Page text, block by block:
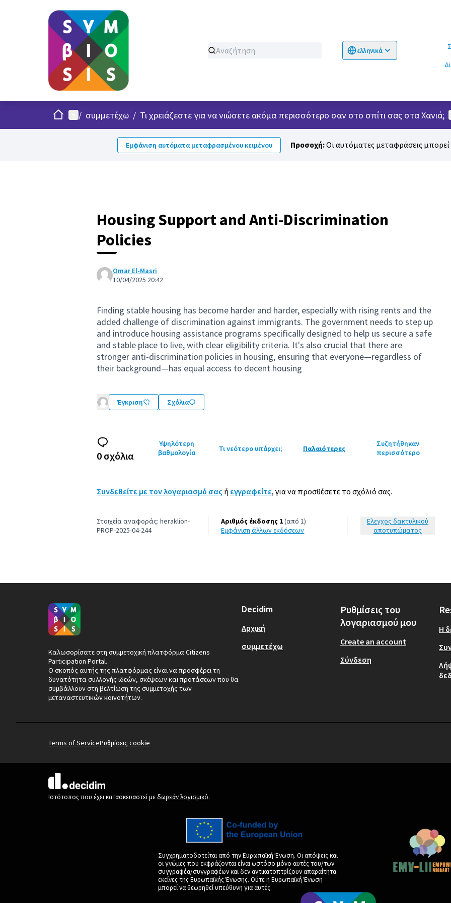
ελληνικά
Choose language
Σχετικά
ΣπίτιΚυρίως μενού
/ συμμετέχω / Τι χρειάζεστε για να νιώσετε ακόμα περισσότερο σαν στο σπίτι σας στα Χανιά;
Εμφάνιση αυτόματα μεταφρασμένου κειμένου Προσοχή:Οι αυτόματες μεταφράσεις μπορεί
Housing Support and Anti-Discrimination
Policies
Omar El-Masri
10/04/2025 20:42
Finding stable housing has become harder and harder, especially with rising rents and the
added challenge of discrimination against immigrants. The government needs to step up
and introduce housing assistance programs specifically designed to help us secure a safe
and stable place to live, with clear eligibility criteria. It's also crucial that there are
stronger anti-discrimination policies in housing, ensuring that everyone—regardless of
their background—has equal access to decent housing
Έγκριση Σχόλια
0 σχόλια
Υψηλότερη
βαθμολογία
Τι νεότερο υπάρχει; Παλαιότερες
Συζητήθηκαν
περισσότερο
Συνδεθείτε με τον λογαριασμό σας ή εγγραφείτε, για να προσθέσετε το σχόλιό σας.
Στοιχεία αναφοράς: heraklion-
PROP-2025-04-244
Αριθμός έκδοσης 1(από 1)
εμφάνιση άλλων εκδόσεων
Έλεγχος δακτυλικού
αποτυπώματος
Καλωσορίσατε στη συμμετοχική πλατφόρμα Citizens
Participation Portal.
Ο σκοπός αυτής της πλατφόρμας είναι να προσφέρει τη
δυνατότητα συλλογής ιδεών, σκέψεων και προτάσεων που θα
συμβάλλουν στη βελτίωση της συμμετοχής των
μεταναστευτικών κοινοτήτων.
Decidim
Αρχική
συμμετέχω
Ρυθμίσεις του
λογαριασμού μου
Create an account
Σύνδεση
Η
Terms of ServiceΡυθμίσεις cookie
(Εξωτερική σύνδεση)
Ιστότοπος που έχει κατασκευαστεί με δωρεάν λογισμικό.
Συγχρηματοδοτείται από την Ευρωπαϊκή Ένωση. Οι απόψεις και
οι γνώμες που εκφράζονται είναι ωστόσο μόνο αυτές του/των
συγγραφέα/συγγραφέων και δεν αντικατοπτρίζουν απαραίτητα
εκείνες της Ευρωπαϊκής Ένωσης. Ούτε η Ευρωπαϊκή Ένωση
μπορεί να θεωρηθεί υπεύθυνη για αυτές.